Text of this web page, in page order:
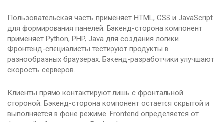
Пользовательская часть применяет HTML, CSS и JavaScript
для формирования панелей. Бэкенд-сторона компонент
применяет Python, PHP, Java для создания логики.
Фронтенд-специалисты тестируют продукты в
разнообразных браузерах. Бэкенд-разработчики улучшают
скорость серверов.
Клиенты прямо контактируют лишь с фронтальной
стороной. Бэкенд-сторона компонент остается скрытой и
выполняется в фоне режиме. Frontend определяется от